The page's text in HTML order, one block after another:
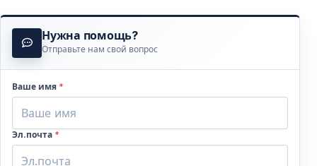
Нужна помощь?
Отправьте нам свой вопрос
Ваше имя *
Эл.почта *